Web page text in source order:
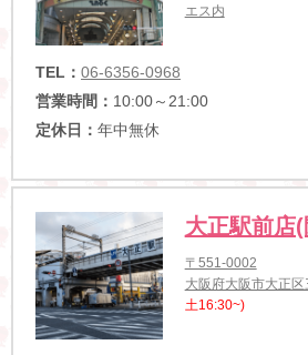
エス内
TEL： 06-6356-0968
営業時間： 10:00～21:00
定休日： 年中無休
大正駅前店
〒551-0002
大阪府大阪市大正
土16:30~)